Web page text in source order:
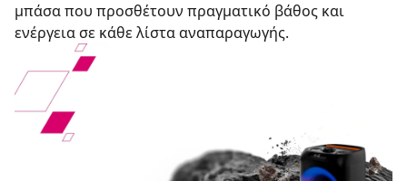
μπάσα που προσθέτουν πραγματικό βάθος και
ενέργεια σε κάθε λίστα αναπαραγωγής.